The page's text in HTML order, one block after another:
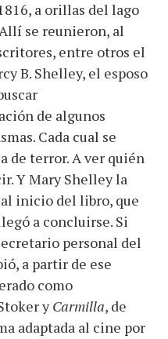
a orillas del lago
se reunieron, al
entre otros el
B. Shelley, el esposo
de algunos
Cada cual se
de terror. A ver quién
Y Mary Shelley la
inicio del libro, que
a concluirse. Si
personal del
a partir de ese
como
yCarmilla, de
adaptada al cine por